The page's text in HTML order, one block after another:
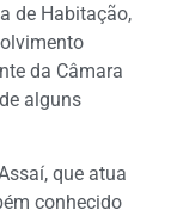
de Habitação,
da Câmara
alguns
que atua
conhecido